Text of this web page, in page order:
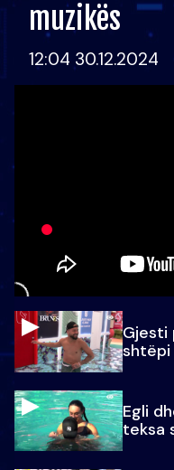
muzikës
12:04 30.12.2024
Gjesti
shtëpi
Egli
teksa